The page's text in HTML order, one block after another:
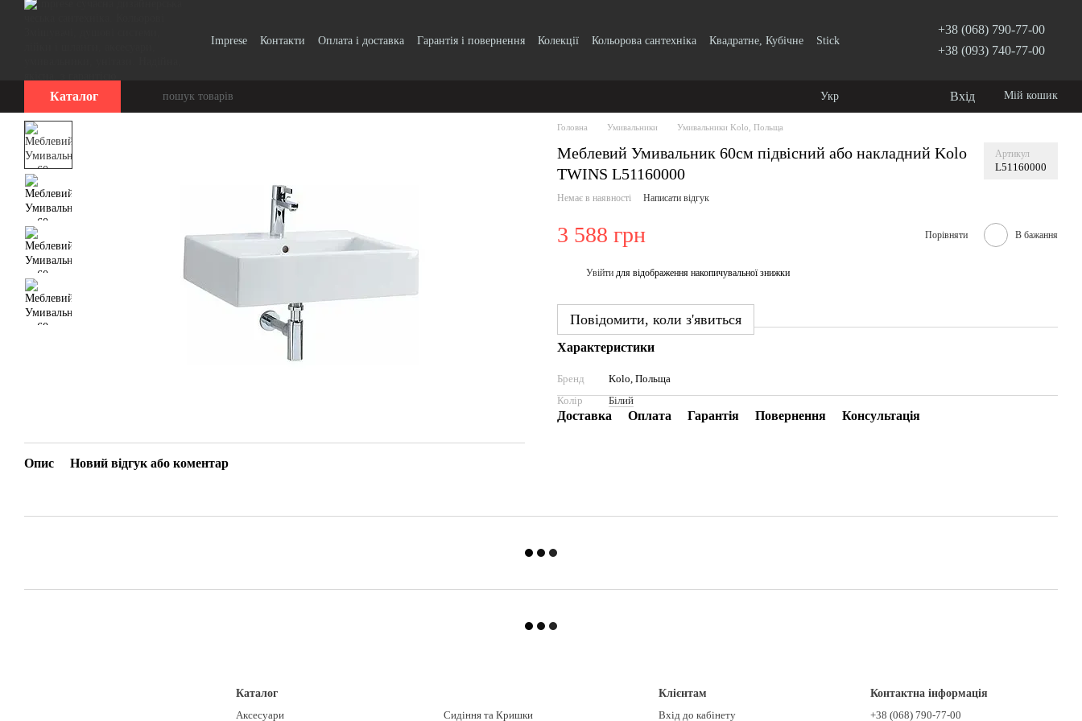
Перейти до основного контенту
Imprese Контакти Оплата і доставка Гарантія і повернення Колекції Кольорова сантехніка Квадратне, Кубічне
Stick
+38 (068) 790-77-00
+38 (093) 740-77-00
Каталог Укр Вхід Мій кошик
Опис Новий відгук або коментар
Головна Умивальники Умивальники Kolo, Польща
Меблевий Умивальник 60см підвісний або накладний Kolo
TWINS L51160000
Артикул
L51160000
Немає в наявності Написати відгук
3 588 грн Порівняти В бажання
Увійти для відображення накопичувальної знижки
Повідомити, коли з'явиться
Характеристики
Бренд
Kolo, Польща
Колір
Білий
Доставка Оплата Гарантія Повернення Консультація
Каталог
Аксесуари
Сидіння та Кришки
Клієнтам
Вхід до кабінету
Контактна інформація
+38 (068) 790-77-00